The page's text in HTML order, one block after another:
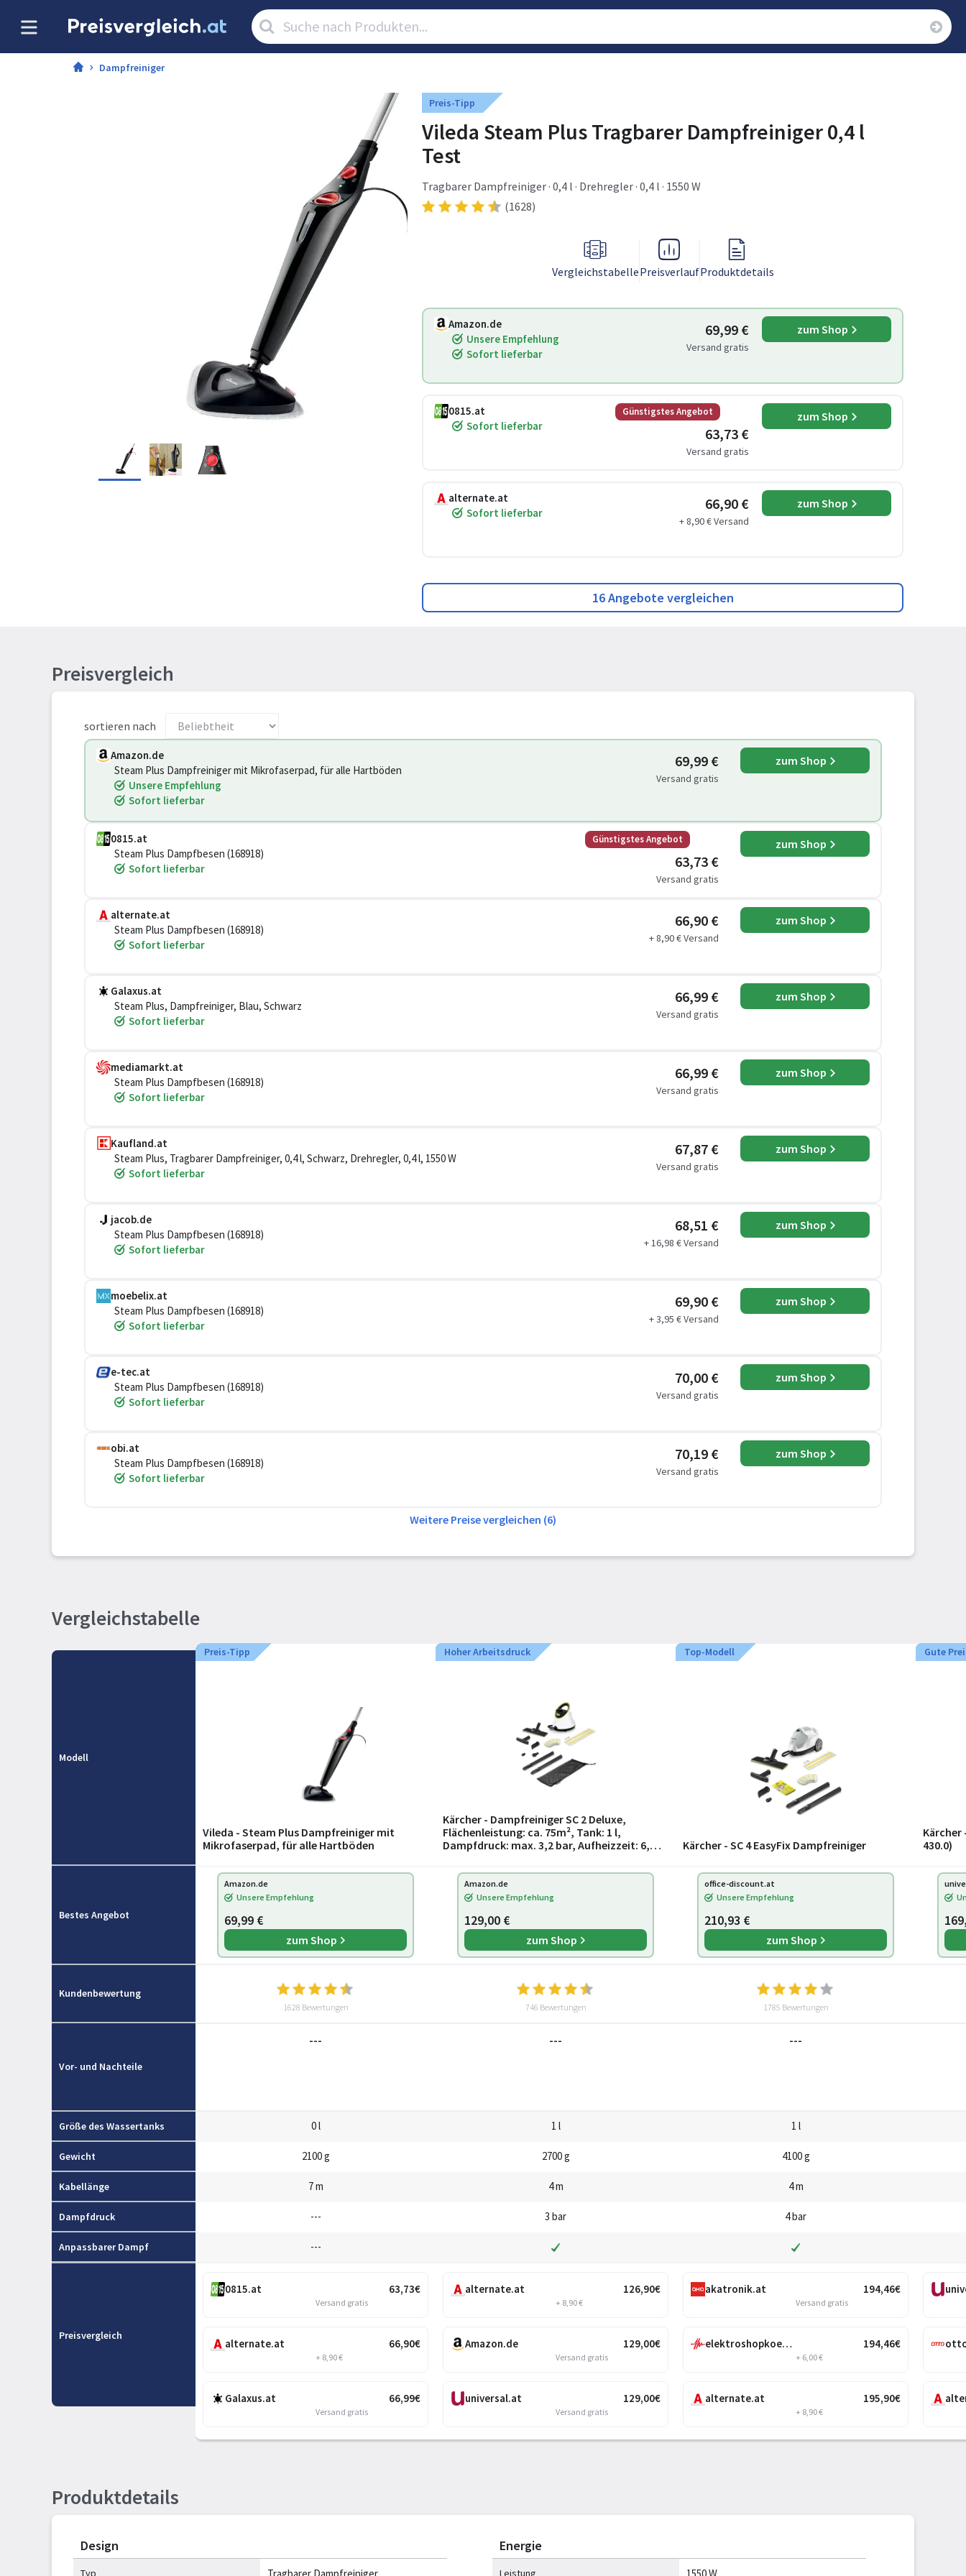
Artikel
suchen:
Dampfreiniger
Preis-Tipp
Vileda Steam Plus Tragbarer Dampfreiniger 0,4 l
Test
Tragbarer Dampfreiniger · 0,4 l · Drehregler · 0,4 l · 1550 W
(1628)
VergleichstabellePreisverlaufProduktdetails
Amazon.de
Unsere Empfehlung
Sofort lieferbar
69,99 €
Versand gratis
zum Shop
0815.at
Sofort lieferbar
Günstigstes Angebot
63,73 €
Versand gratis
zum Shop
alternate.at
Sofort lieferbar
66,90 €
+ 8,90 € Versand
zum Shop
16 Angebote vergleichen
Preisvergleich
sortieren nach
Amazon.de
Steam Plus Dampfreiniger mit Mikrofaserpad, für alle Hartböden
Unsere Empfehlung
Sofort lieferbar
69,99 €
Versand gratis
zum Shop
0815.at
Steam Plus Dampfbesen (168918)
Sofort lieferbar
Günstigstes Angebot
63,73 €
Versand gratis
zum Shop
alternate.at
Steam Plus Dampfbesen (168918)
Sofort lieferbar
66,90 €
+ 8,90 € Versand
zum Shop
Galaxus.at
Steam Plus, Dampfreiniger, Blau, Schwarz
Sofort lieferbar
66,99 €
Versand gratis
zum Shop
mediamarkt.at
Steam Plus Dampfbesen (168918)
Sofort lieferbar
66,99 €
Versand gratis
zum Shop
Kaufland.at
Steam Plus, Tragbarer Dampfreiniger, 0,4 l, Schwarz, Drehregler, 0,4 l, 1550 W
Sofort lieferbar
67,87 €
Versand gratis
zum Shop
jacob.de
Steam Plus Dampfbesen (168918)
Sofort lieferbar
68,51 €
+ 16,98 € Versand
zum Shop
moebelix.at
Steam Plus Dampfbesen (168918)
Sofort lieferbar
69,90 €
+ 3,95 € Versand
zum Shop
e-tec.at
Steam Plus Dampfbesen (168918)
Sofort lieferbar
70,00 €
Versand gratis
zum Shop
obi.at
Steam Plus Dampfbesen (168918)
Sofort lieferbar
70,19 €
Versand gratis
zum Shop
Weitere Preise vergleichen (6)
Vergleichstabelle
Modell
Preis-Tipp
Vileda - Steam Plus Dampfreiniger mit
Mikrofaserpad, für alle Hartböden
Hoher Arbeitsdruck
Kärcher - Dampfreiniger SC 2 Deluxe,
Flächenleistung: ca. 75m², Tank: 1 l,
Dampfdruck: max. 3,2 bar, Aufheizzeit: 6,5
Top-Modell
Kärcher - SC 4 EasyFix Dampfreiniger
Gute
Kärcher
430.0)
Bestes Angebot
Amazon.de
Unsere Empfehlung
69,99 €
zum Shop
Amazon.de
Unsere Empfehlung
129,00 €
zum Shop
office-discount.at
Unsere Empfehlung
210,93 €
zum Shop
Kundenbewertung
1628 Bewertungen 746 Bewertungen 1785 Bewertungen
Vor- und Nachteile
--- --- ---
Größe des Wassertanks 0 l 1 l 1 l
Gewicht 2100 g 2700 g 4100 g
Kabellänge 7 m 4 m 4 m
Dampfdruck --- 3 bar 4 bar
Anpassbarer Dampf ---
Preisvergleich
63,73€
0815.at
Versand gratis
66,90€
alternate.at
+ 8,90 €
66,99€
Galaxus.at
Versand gratis
126,90€
alternate.at
+ 8,90 €
129,00€
Amazon.de
Versand gratis
129,00€
universal.at
Versand gratis
194,46€
akatronik.at
Versand gratis
194,46€
elektroshopkoeck.com
+ 6,00 €
195,90€
alternate.at
+ 8,90 €
Produktdetails
Design
Typ
Energie
Leistung